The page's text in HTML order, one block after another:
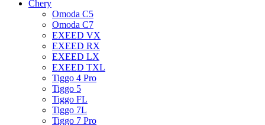
Chery
Omoda C5
Omoda C7
EXEED VX
EXEED RX
EXEED LX
EXEED TXL
Tiggo 4 Pro
Tiggo 5
Tiggo FL
Tiggo 7L
Tiggo 7 Pro